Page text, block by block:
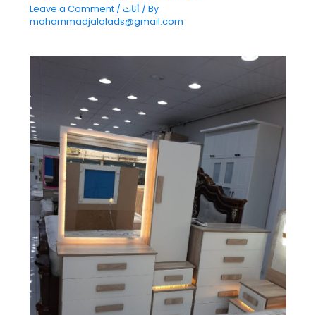
Leave a Comment / أثاث / By
mohammadjalalads@gmail.com